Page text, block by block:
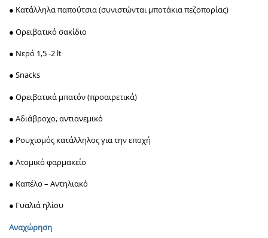
● Κατάλληλα παπούτσια (συνιστώνται μποτάκια πεζοπορίας)
● Ορειβατικό σακίδιο
● Νερό 1,5 -2 lt
● Snacks
● Ορειβατικά μπατόν (προαιρετικά)
● Αδιάβροχο, αντιανεμικό
● Ρουχισμός κατάλληλος για την εποχή
● Ατομικό φαρμακείο
● Καπέλο – Αντηλιακό
● Γυαλιά ηλίου
Αναχώρηση